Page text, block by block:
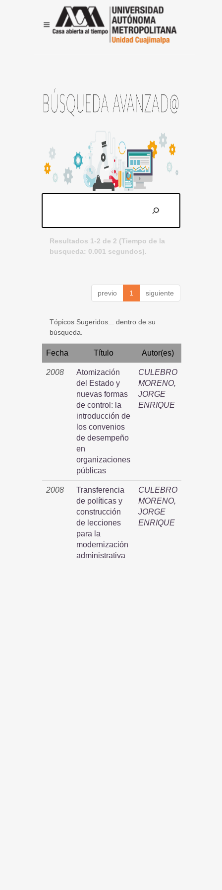
Resultados 1-2 de 2 (Tiempo de la
busqueda: 0.001 segundos).
previo 1 siguiente
Tópicos Sugeridos... dentro de su
búsqueda.
Fecha Título Autor(es)
2008
Atomización
del Estado y
nuevas formas
de control: la
introducción de
los convenios
de desempeño
en
organizaciones
públicas
CULEBRO
MORENO,
JORGE
ENRIQUE
2008
Transferencia
de políticas y
construcción
de lecciones
para la
modernización
administrativa
CULEBRO
MORENO,
JORGE
ENRIQUE